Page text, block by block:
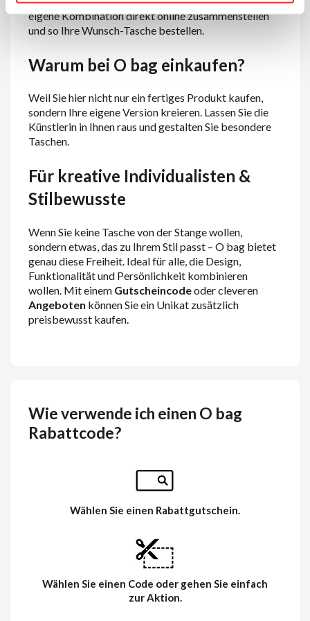
eigene Kombination direkt online zusammenstellen
und so Ihre Wunsch-Tasche bestellen.
Warum bei O bag einkaufen?
Weil Sie hier nicht nur ein fertiges Produkt kaufen,
sondern Ihre eigene Version kreieren. Lassen Sie die
Künstlerin in Ihnen raus und gestalten Sie besondere
Taschen.
Für kreative Individualisten &
Stilbewusste
Wenn Sie keine Tasche von der Stange wollen,
sondern etwas, das zu Ihrem Stil passt – O bag bietet
genau diese Freiheit. Ideal für alle, die Design,
Funktionalität und Persönlichkeit kombinieren
wollen. Mit einem Gutscheincodeoder cleveren
Angeboten können Sie ein Unikat zusätzlich
preisbewusst kaufen.
Wie verwende ich einen O bag
Rabattcode?
Wählen Sie einen Rabattgutschein.
Wählen Sie einen Code oder gehen Sie einfach
zur Aktion.